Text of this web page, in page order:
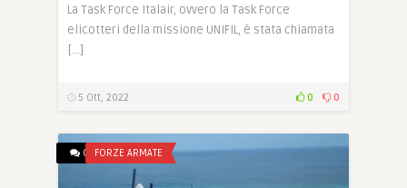
La Task Force Italair, ovvero la Task Force
elicotteri della missione UNIFIL, è stata chiamata
[…]
5 Ott, 2022 0 0
0 FORZE ARMATE